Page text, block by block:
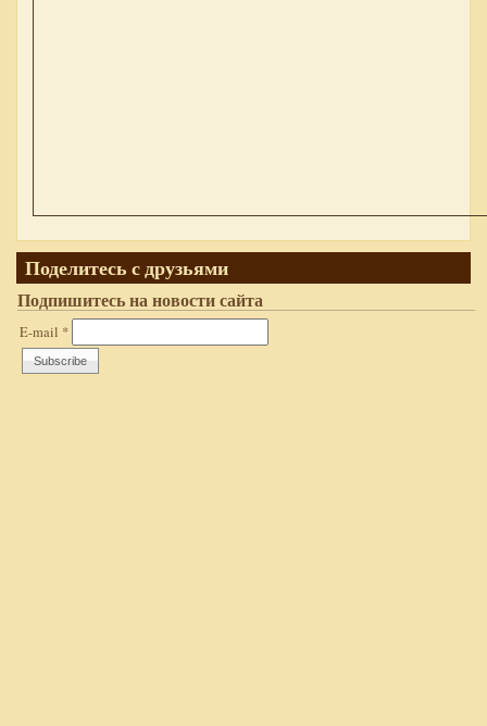
Поделитесь с друзьями
Подпишитесь на новости сайта
E-mail *